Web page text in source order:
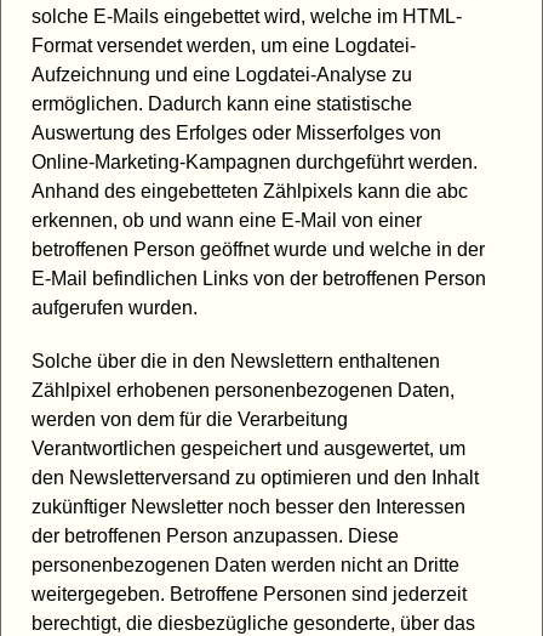
solche E-Mails eingebettet wird, welche im HTML-
Format versendet werden, um eine Logdatei-
Aufzeichnung und eine Logdatei-Analyse zu
ermöglichen. Dadurch kann eine statistische
Auswertung des Erfolges oder Misserfolges von
Online-Marketing-Kampagnen durchgeführt werden.
Anhand des eingebetteten Zählpixels kann die abc
erkennen, ob und wann eine E-Mail von einer
betroffenen Person geöffnet wurde und welche in der
E-Mail befindlichen Links von der betroffenen Person
aufgerufen wurden.
Solche über die in den Newslettern enthaltenen
Zählpixel erhobenen personenbezogenen Daten,
werden von dem für die Verarbeitung
Verantwortlichen gespeichert und ausgewertet, um
den Newsletterversand zu optimieren und den Inhalt
zukünftiger Newsletter noch besser den Interessen
der betroffenen Person anzupassen. Diese
personenbezogenen Daten werden nicht an Dritte
weitergegeben. Betroffene Personen sind jederzeit
berechtigt, die diesbezügliche gesonderte, über das